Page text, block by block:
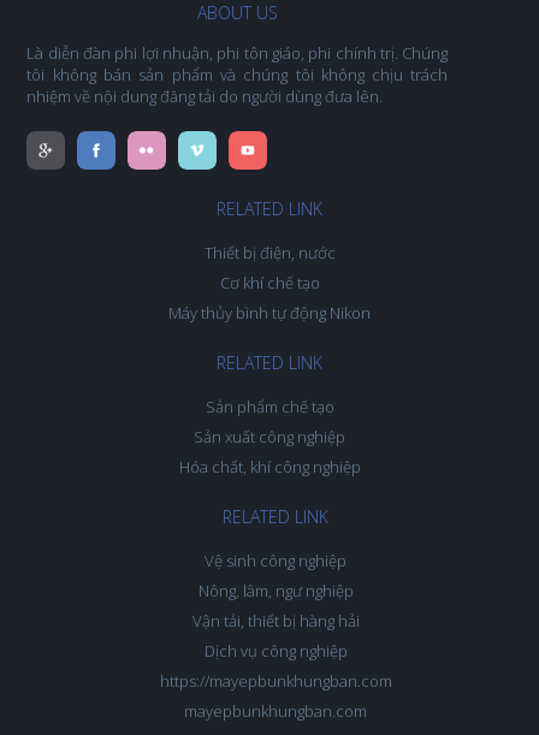
ABOUT US
Là diễn đàn phi lợi nhuận, phi tôn giáo, phi chính trị. Chúng
tôi không bán sản phẩm và chúng tôi không chịu trách
nhiệm về nội dung đăng tải do người dùng đưa lên.
RELATED LINK
Thiết bị điện, nước
Cơ khí chế tạo
Máy thủy bình tự động Nikon
RELATED LINK
Sản phẩm chế tạo
Sản xuất công nghiệp
Hóa chất, khí công nghiệp
RELATED LINK
Vệ sinh công nghiệp
Nông, lâm, ngư nghiệp
Vận tải, thiết bị hàng hải
Dịch vụ công nghiệp
https://mayepbunkhungban.com
mayepbunkhungban.com